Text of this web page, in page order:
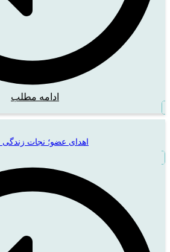
ادامه مطلب
اهدای عضو؛ نجات زندگی ۸ نفر